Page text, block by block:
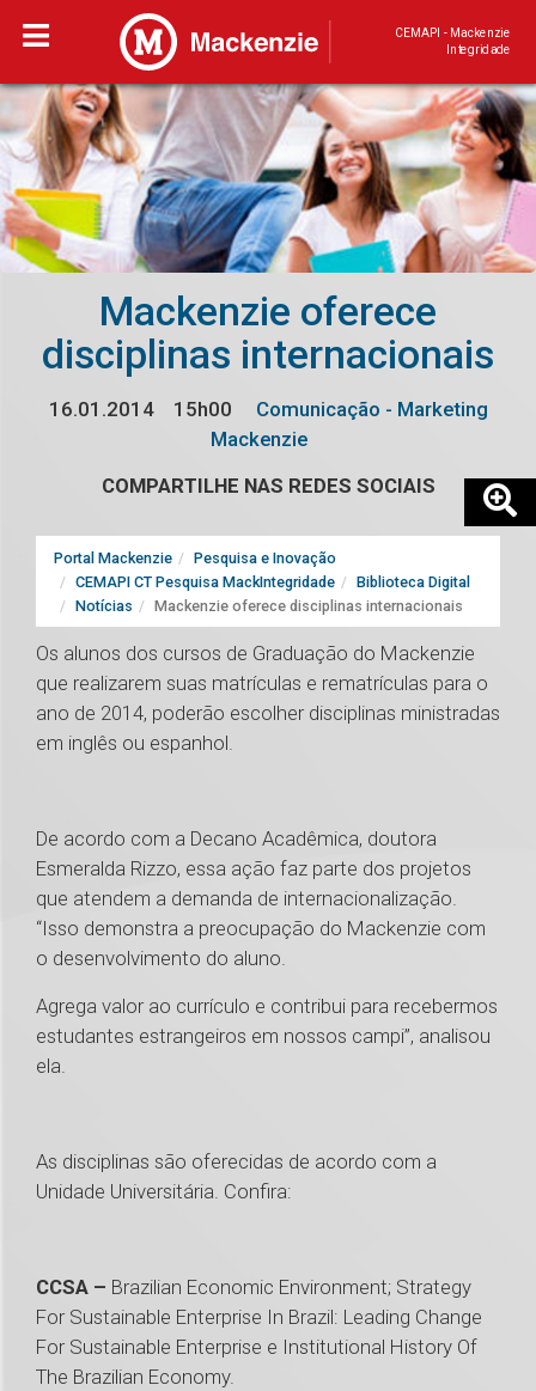
CEMAPI - Mackenzie
Integridade
Mackenzie oferece
disciplinas internacionais
16.01.2014 15h00
Comunicação - Marketing
Mackenzie
COMPARTILHE NAS REDES SOCIAIS
Portal Mackenzie
Pesquisa e Inovação
CEMAPI CT Pesquisa MackIntegridade
Biblioteca Digital
Notícias
Mackenzie oferece disciplinas internacionais
Os alunos dos cursos de Graduação do Mackenzie
que realizarem suas matrículas e rematrículas para o
ano de 2014, poderão escolher disciplinas ministradas
em inglês ou espanhol.
De acordo com a Decano Acadêmica, doutora
Esmeralda Rizzo, essa ação faz parte dos projetos
que atendem a demanda de internacionalização.
“Isso demonstra a preocupação do Mackenzie com
o desenvolvimento do aluno.
Agrega valor ao currículo e contribui para recebermos
estudantes estrangeiros em nossos campi”, analisou
ela.
As disciplinas são oferecidas de acordo com a
Unidade Universitária. Confira:
CCSA – Brazilian Economic Environment; Strategy
For Sustainable Enterprise In Brazil: Leading Change
For Sustainable Enterprise e Institutional History Of
The Brazilian Economy.